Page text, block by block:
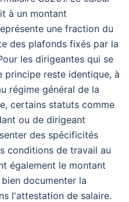
à un montant
une fraction du
des plafonds fixés par la
les dirigeantes qui se
principe reste identique, à
régime général de la
certains statuts comme
ou de dirigeant
des spécificités
conditions de travail au
également le montant
documenter la
l'attestation de salaire.